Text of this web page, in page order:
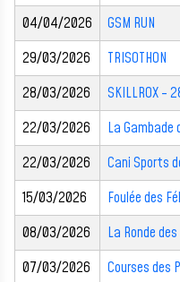
04/04/2026
GSM RUN
29/03/2026
TRISOTHON
28/03/2026
SKILLROX -
22/03/2026
La
22/03/2026
Cani Sports
15/03/2026
Foulée des
08/03/2026
La Ronde
07/03/2026
Courses des